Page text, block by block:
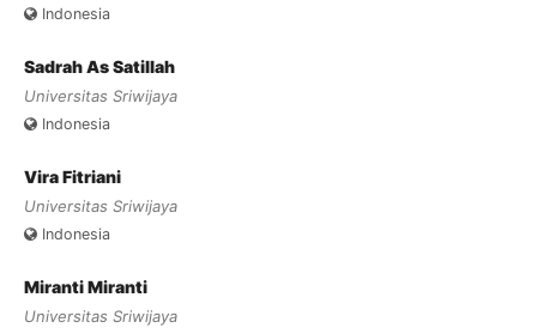
Indonesia
Sadrah As Satillah
Universitas Sriwijaya
Indonesia
Vira Fitriani
Universitas Sriwijaya
Indonesia
Miranti Miranti
Universitas Sriwijaya